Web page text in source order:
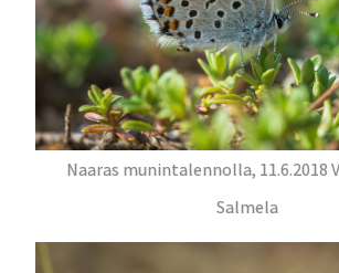
Naaras munintalennolla, 11.6.2018
Salmela